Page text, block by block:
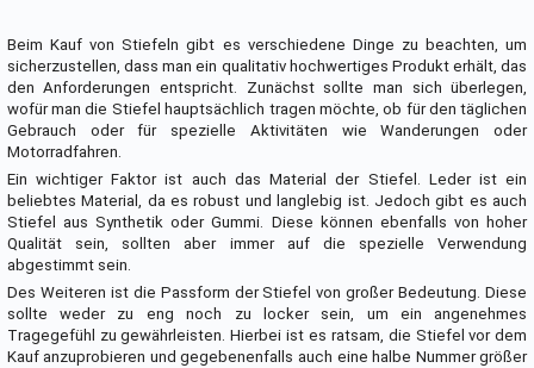
Beim Kauf von Stiefeln gibt es verschiedene Dinge zu beachten, um
sicherzustellen, dass man ein qualitativ hochwertiges Produkt erhält, das
den Anforderungen entspricht. Zunächst sollte man sich überlegen,
wofür man die Stiefel hauptsächlich tragen möchte, ob für den täglichen
Gebrauch oder für spezielle Aktivitäten wie Wanderungen oder
Motorradfahren.
Ein wichtiger Faktor ist auch das Material der Stiefel. Leder ist ein
beliebtes Material, da es robust und langlebig ist. Jedoch gibt es auch
Stiefel aus Synthetik oder Gummi. Diese können ebenfalls von hoher
Qualität sein, sollten aber immer auf die spezielle Verwendung
abgestimmt sein.
Des Weiteren ist die Passform der Stiefel von großer Bedeutung. Diese
sollte weder zu eng noch zu locker sein, um ein angenehmes
Tragegefühl zu gewährleisten. Hierbei ist es ratsam, die Stiefel vor dem
Kauf anzuprobieren und gegebenenfalls auch eine halbe Nummer größer